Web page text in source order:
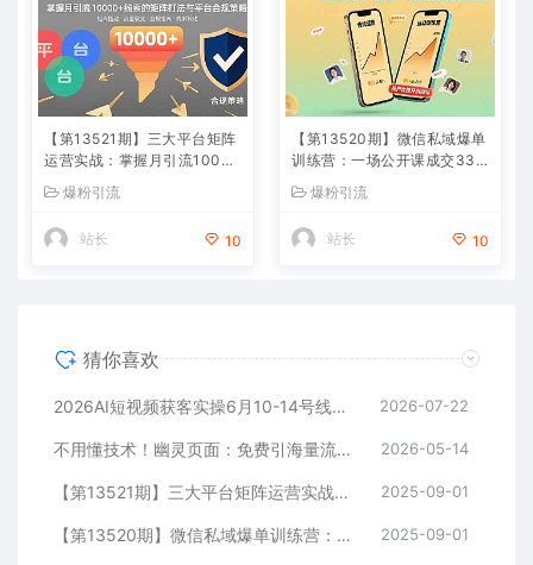
【第13521期】三大平台矩阵
运营实战：掌握月引流10000
策略
爆粉引流
站长 10
【第13520期】微信私域爆单
训练营：一场公开课成交33
变现术
爆粉引流
站长 10
猜你喜欢
2026AI短视频获客实操6月10-14号线下营，解决视频没流量无客户难题，全套脚本模板实现流量变现 2026-07-22
不用懂技术！幽灵页面：免费引海量流量，匿名做细分领域头部 2026-05-14
【第13521期】三大平台矩阵运营实战：掌握月引流10000+线索的矩阵打法与平台合规策略 2025-09-01
【第13520期】微信私域爆单训练营：一场公开课成交33单案例，99元自动训练营批量变现术 2025-09-01